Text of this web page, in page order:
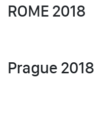
ROME 2018
Prague 2018